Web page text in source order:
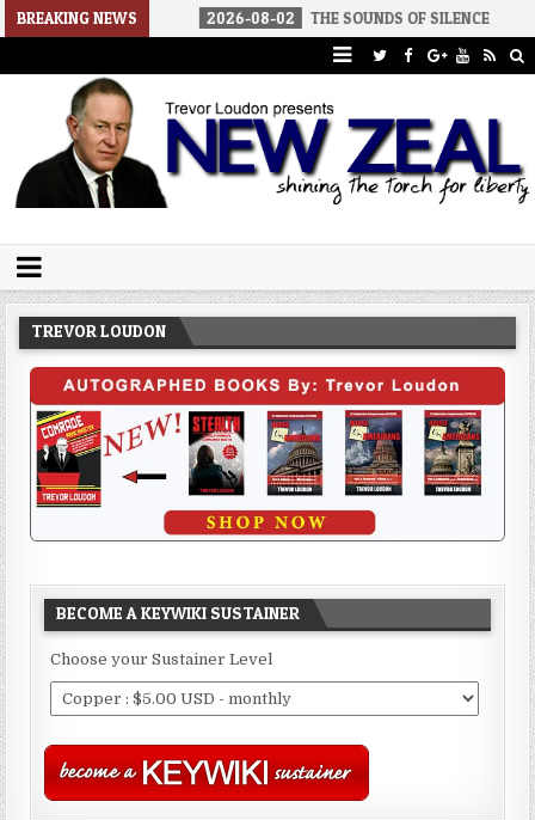
BREAKING NEWS2026-08-02 THE SOUNDS OF SILENCE 2026-08-
Trevor Loudon's New Zeal Blog
TREVOR LOUDON
BECOME A KEYWIKI SUSTAINER
Choose your Sustainer Level